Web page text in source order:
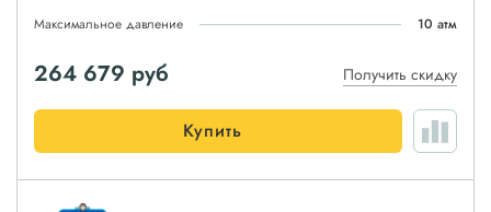
Максимальное давление 10 атм
264 679 руб Получить скидку
Купить